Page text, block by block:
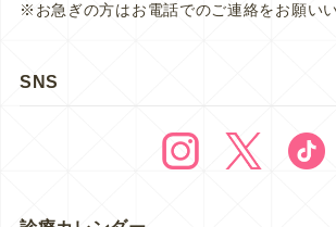
※お急ぎの方はお電話でのご連絡をお願いい
SNS